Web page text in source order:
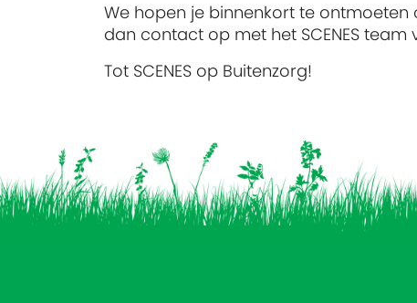
We hopen je binnenkort te ontmoeten
dan contact op met het SCENES team
Tot SCENES op Buitenzorg!